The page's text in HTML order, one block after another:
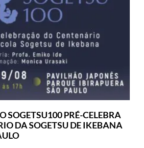
SOGETSU100 PRÉ-CELEBRA
DA SOGETSU DE IKEBANA